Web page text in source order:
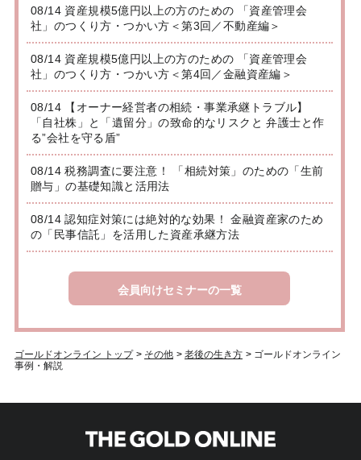
08/14 資産規模5億円以上の方のための 「資産管理会
社」のつくり方・つかい方＜第3回／不動産編＞
08/14 資産規模5億円以上の方のための 「資産管理会
社」のつくり方・つかい方＜第4回／金融資産編＞
08/14 【オーナー経営者の相続・事業承継トラブル】
「自社株」と「遺留分」の致命的なリスクと 弁護士と作
る”会社を守る盾”
08/14 税務調査に要注意！ 「相続対策」のための「生前
贈与」の基礎知識と活用法
08/14 認知症対策には絶対的な効果！ 金融資産家のため
の「民事信託」を活用した資産承継方法
会員向けセミナーの一覧
ゴールドオンライン トップ > その他 > 老後の生き方 > ゴールドオンライン
事例・解説